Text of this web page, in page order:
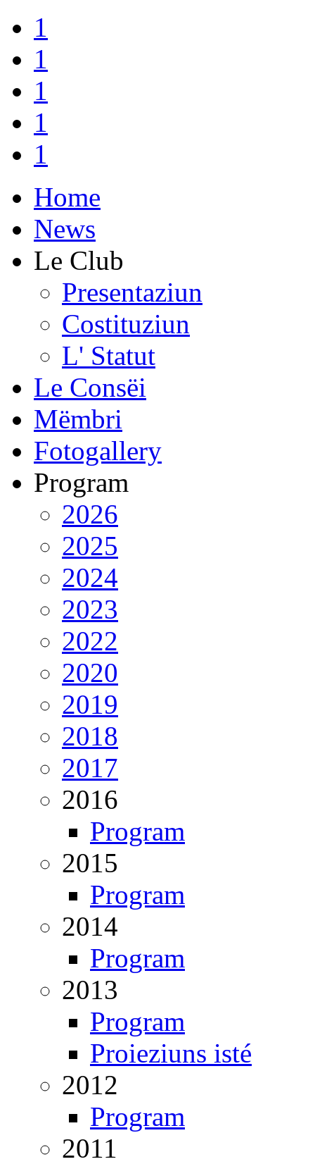
1
1
1
1
1
Home
News
Le Club
Presentaziun
Costituziun
L' Statut
Le Consëi
Mëmbri
Fotogallery
Program
2026
2025
2024
2023
2022
2020
2019
2018
2017
2016
Program
2015
Program
2014
Program
2013
Program
Proieziuns isté
2012
Program
2011